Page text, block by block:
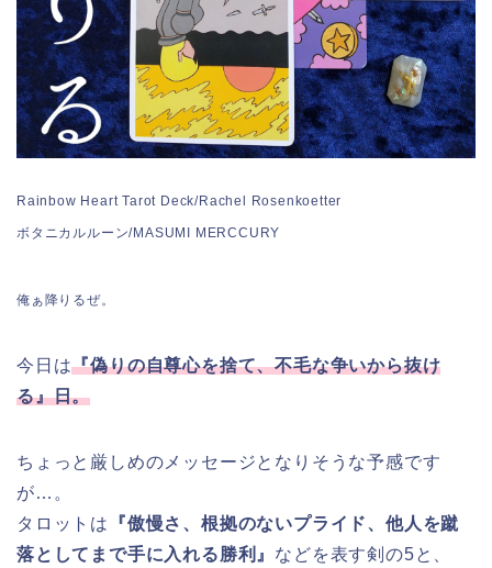
Rainbow Heart Tarot Deck/Rachel Rosenkoetter
ボタニカルルーン/MASUMI MERCCURY
俺ぁ降りるぜ。
今日は『偽りの自尊心を捨て、不毛な争いから抜け
る』日。
ちょっと厳しめのメッセージとなりそうな予感です
が…。
タロットは
『傲慢さ、根拠のないプライド、他人を蹴
落としてまで手に入れる勝利』 などを表す剣の5と、